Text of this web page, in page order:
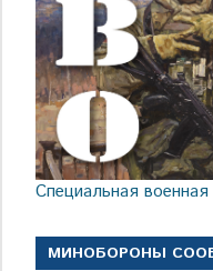
Специальная
МИНОБОРОНЫ